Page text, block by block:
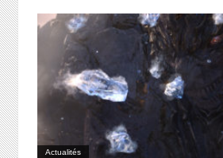
Actualités